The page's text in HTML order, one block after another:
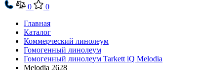
0
0
Главная
Каталог
Коммерческий линолеум
Гомогенный линолеум
Гомогенный линолеум Tarkett iQ Melodia
Melodia 2628